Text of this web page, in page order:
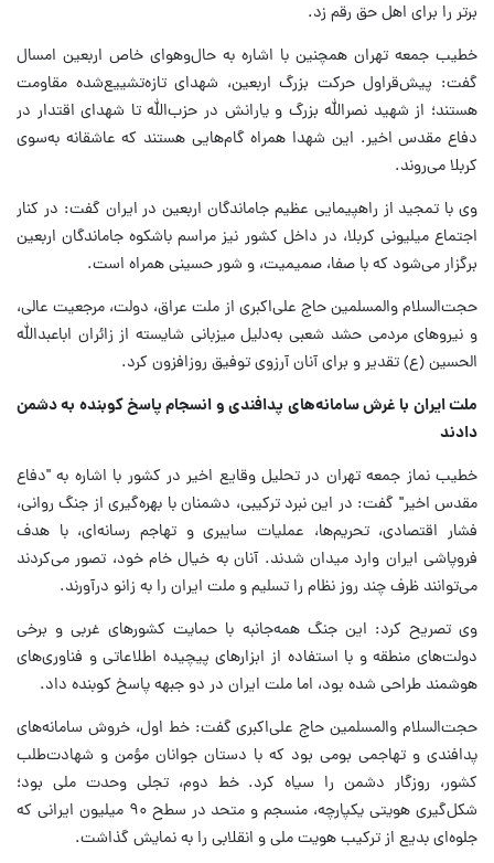
برتر را برای اهل حق رقم زد.
خطیب جمعه تهران همچنین با اشاره به حال‌وهوای خاص اربعین امسال
گفت: پیش‌قراول حرکت بزرگ اربعین، شهدای تازه‌تشییع‌شده مقاومت
هستند؛ از شهید نصرالله بزرگ و یارانش در حزب‌الله تا شهدای اقتدار در
دفاع مقدس اخیر. این شهدا همراه گام‌هایی هستند که عاشقانه به‌سوی
کربلا می‌روند.
وی با تمجید از راهپیمایی عظیم جاماندگان اربعین در ایران گفت: در کنار
اجتماع میلیونی کربلا، در داخل کشور نیز مراسم باشکوه جاماندگان اربعین
برگزار می‌شود که با صفا، صمیمیت، و شور حسینی همراه است.
حجت‌السلام والمسلمین حاج علی‌اکبری از ملت عراق، دولت، مرجعیت عالی،
و نیروهای مردمی حشد شعبی به‌دلیل میزبانی شایسته از زائران اباعبدالله
الحسین (ع) تقدیر و برای آنان آرزوی توفیق روزافزون کرد.
ملت ایران با غرش سامانه‌های پدافندی و انسجام پاسخ کوبنده به دشمن
دادند
خطیب نماز جمعه تهران در تحلیل وقایع اخیر در کشور با اشاره به "دفاع
مقدس اخیر" گفت: در این نبرد ترکیبی، دشمنان با بهره‌گیری از جنگ روانی،
فشار اقتصادی، تحریم‌ها، عملیات سایبری و تهاجم رسانه‌ای، با هدف
فروپاشی ایران وارد میدان شدند. آنان به خیال خام خود، تصور می‌کردند
می‌توانند ظرف چند روز نظام را تسلیم و ملت ایران را به زانو درآورند.
وی تصریح کرد: این جنگ همه‌جانبه با حمایت کشورهای غربی و برخی
دولت‌های منطقه و با استفاده از ابزارهای پیچیده اطلاعاتی و فناوری‌های
هوشمند طراحی شده بود، اما ملت ایران در دو جبهه پاسخ کوبنده داد.
حجت‌السلام والمسلمین حاج علی‌اکبری گفت: خط اول، خروش سامانه‌های
پدافندی و تهاجمی بومی بود که با دستان جوانان مؤمن و شهادت‌طلب
کشور، روزگار دشمن را سیاه کرد. خط دوم، تجلی وحدت ملی بود؛
شکل‌گیری هویتی یکپارچه، منسجم و متحد در سطح ۹۰ میلیون ایرانی که
جلوه‌ای بدیع از ترکیب هویت ملی و انقلابی را به نمایش گذاشت.